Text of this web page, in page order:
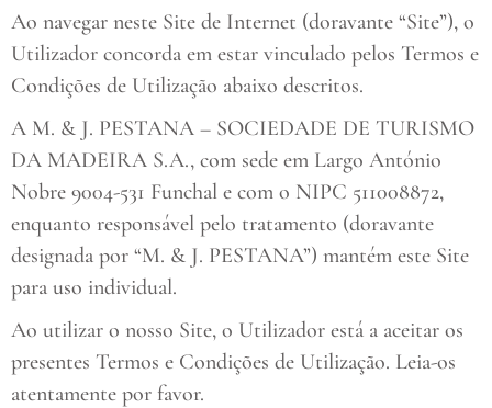
Ao navegar neste Site de Internet (doravante “Site”), o
Utilizador concorda em estar vinculado pelos Termos e
Condições de Utilização abaixo descritos.
A M. & J. PESTANA – SOCIEDADE DE TURISMO
DA MADEIRA S.A., com sede em Largo António
Nobre 9004-531 Funchal e com o NIPC 511008872,
enquanto responsável pelo tratamento (doravante
designada por “M. & J. PESTANA”) mantém este Site
para uso individual.
Ao utilizar o nosso Site, o Utilizador está a aceitar os
presentes Termos e Condições de Utilização. Leia-os
atentamente por favor.